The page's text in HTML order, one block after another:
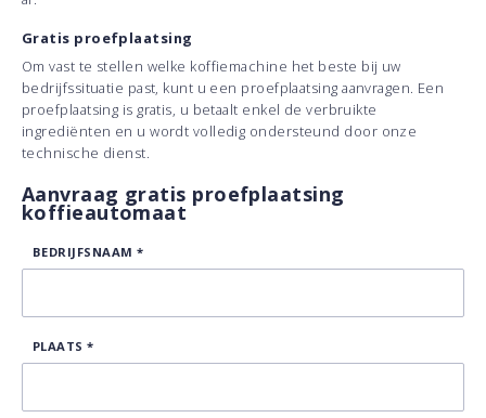
Gratis proefplaatsing
Om vast te stellen welke koffiemachine het beste bij uw
bedrijfssituatie past, kunt u een proefplaatsing aanvragen. Een
proefplaatsing is gratis, u betaalt enkel de verbruikte
ingrediënten en u wordt volledig ondersteund door onze
technische dienst.
Aanvraag gratis proefplaatsing
koffieautomaat
BEDRIJFSNAAM *
PLAATS*